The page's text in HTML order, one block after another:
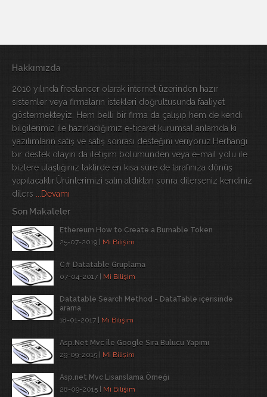
Hakkımızda
2010 yılında freelancer olarak internet üzerinden hazır
sistemler veya firmaların istekleri doğrultusunda faaliyet
göstermekteyiz. Hem belli bir firma da çalışıp hem de kendi
bilgilerimiz ile hazırladığımız e-ticaret,kurumsal anlamda ki
yazılımların satış ve satış sonrası desteğini veriyoruz.Herhangi
bir destek olayın da iletişim bölümünden veya e-mail yolu ile
bizlere ulaştığınız taktirde en kısa süre de tarafınıza dönüş
yapılacaktır.Ürünlerimizi satın aldıktan sonra dilerseniz kendiniz
dilers
...Devamı
Son Makaleler
Ethereum How to Create a Burnable Token
25-07-2019 | Mi Bilişim
C# Datatable Gruplama
07-04-2017 | Mi Bilişim
Datatable Search Method - DataTable içerisinde
arama
18-01-2017 | Mi Bilişim
Asp.Net Mvc ile Google Sıra Bulucu Yapımı
29-09-2015 | Mi Bilişim
Asp.net Mvc Lisanslama Örneği
28-09-2015 | Mi Bilişim